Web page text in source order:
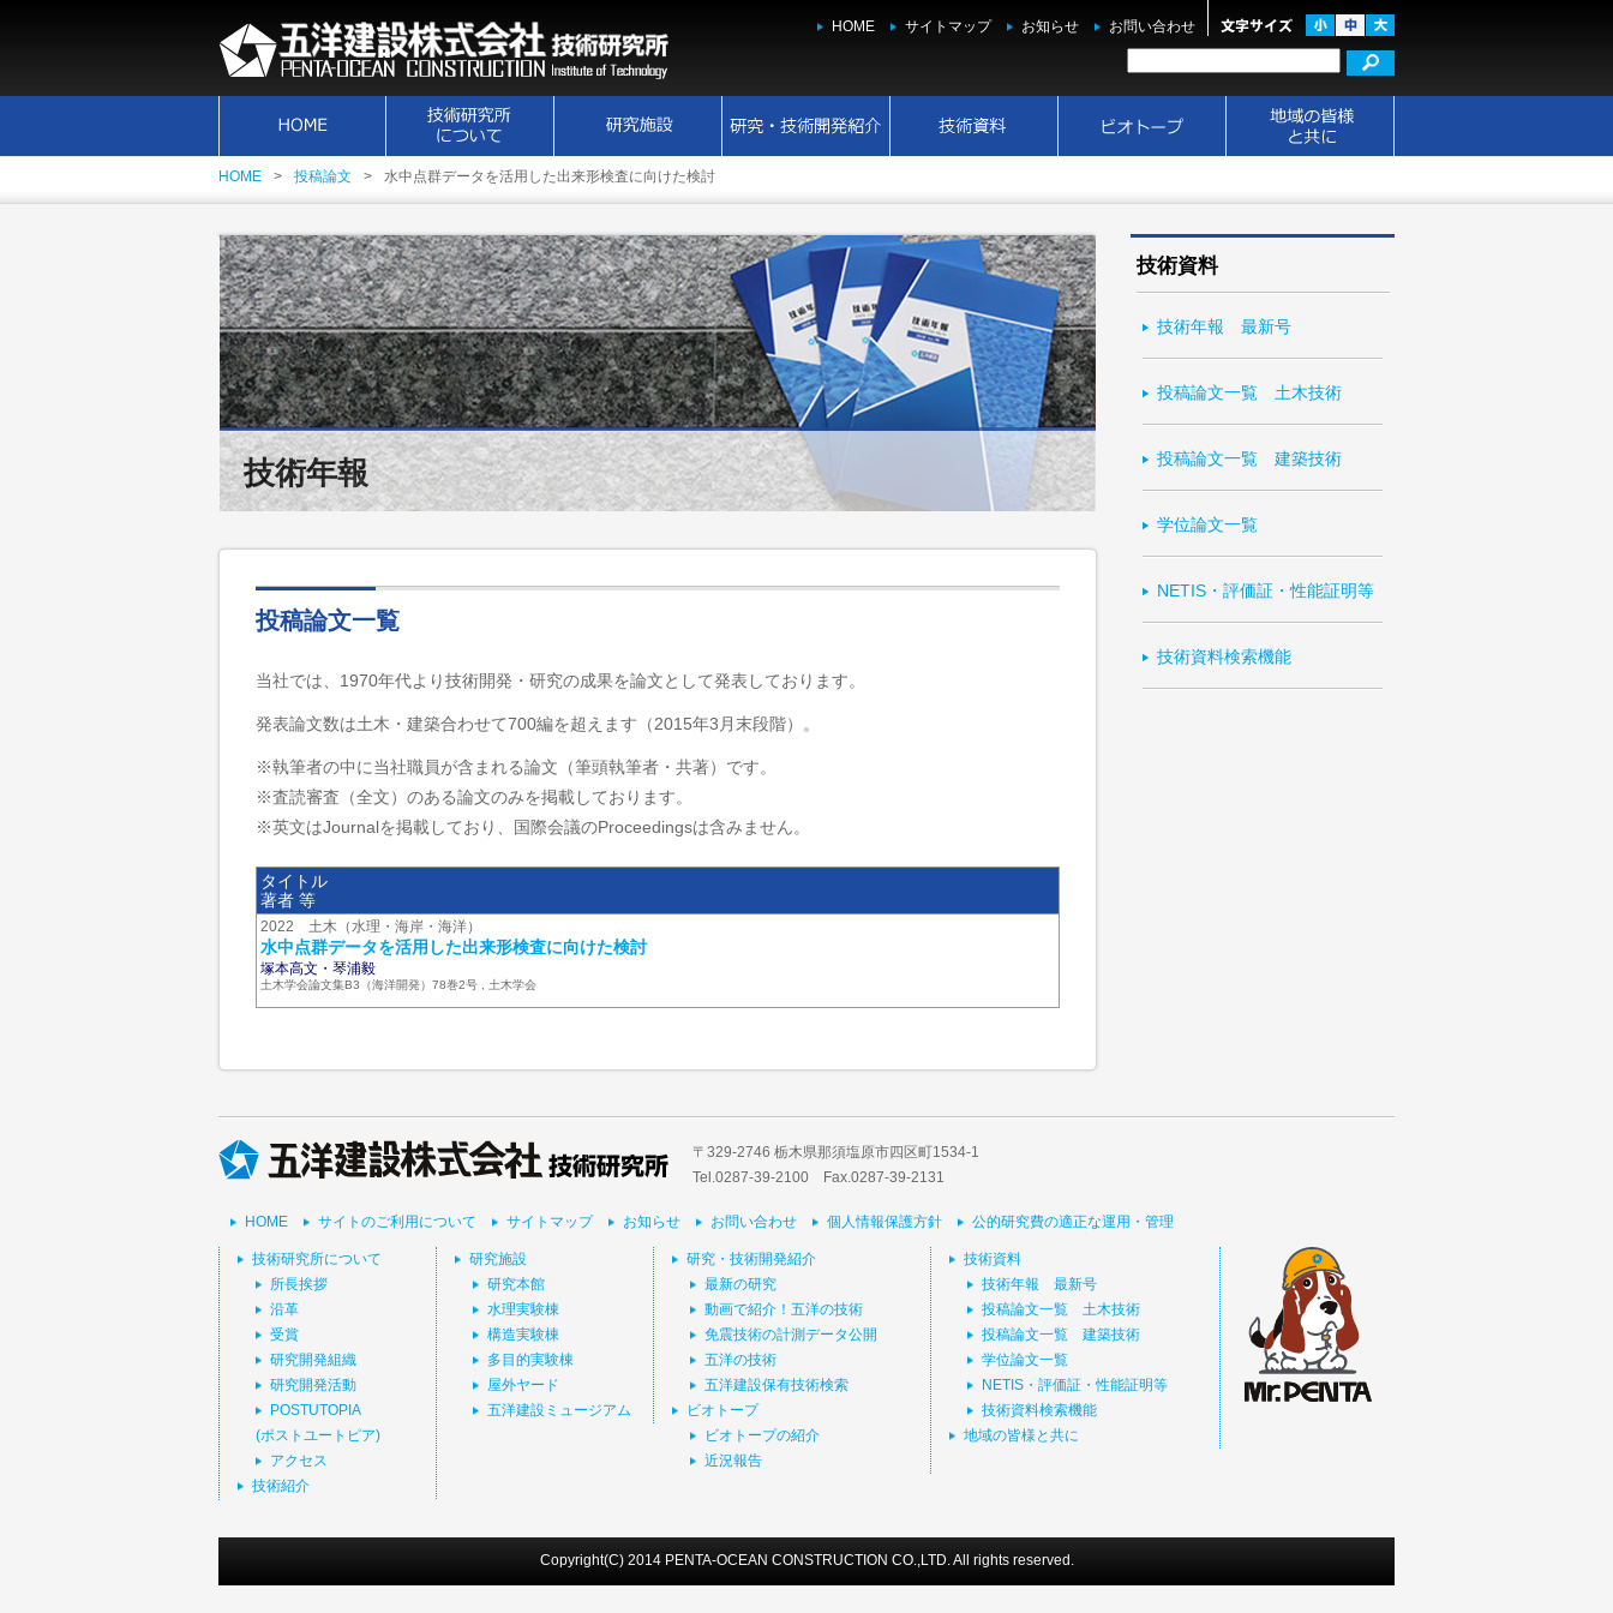
HOME サイトマップ お知らせ お問い合わせ
HOME 投稿論文 水中点群データを活用した出来形検査に向けた検討
技術年報
投稿論文一覧
当社では、1970年代より技術開発・研究の成果を論文として発表しております。
発表論文数は土木・建築合わせて700編を超えます（2015年3月末段階）。
※執筆者の中に当社職員が含まれる論文（筆頭執筆者・共著）です。
※査読審査（全文）のある論文のみを掲載しております。
※英文はJournalを掲載しており、国際会議のProceedingsは含みません。
タイトル
著者 等
2022 土木（水理・海岸・海洋）
水中点群データを活用した出来形検査に向けた検討
塚本高文・琴浦毅
土木学会論文集B3（海洋開発）78巻2号 , 土木学会
技術資料
技術年報 最新号
投稿論文一覧 土木技術
投稿論文一覧 建築技術
学位論文一覧
NETIS・評価証・性能証明等
技術資料検索機能
〒329-2746 栃木県那須塩原市四区町1534-1
Tel.0287-39‐2100 Fax.0287-39-2131
HOME サイトのご利用について サイトマップ お知らせ お問い合わせ 個人情報保護方針 公的研究費の適正な運用・管理
技術研究所について
所長挨拶
沿革
受賞
研究開発組織
研究開発活動
POSTUTOPIA
(ポストユートピア)
アクセス
技術紹介
研究施設
研究本館
水理実験棟
構造実験棟
多目的実験棟
屋外ヤード
五洋建設ミュージアム
研究・技術開発紹介
最新の研究
動画で紹介！五洋の技術
免震技術の計測データ公開
五洋の技術
五洋建設保有技術検索
ビオトープ
ビオトープの紹介
近況報告
技術資料
技術年報 最新号
投稿論文一覧 土木技術
投稿論文一覧 建築技術
学位論文一覧
NETIS・評価証・性能証明等
技術資料検索機能
地域の皆様と共に
Copyright(C) 2014 PENTA-OCEAN CONSTRUCTION CO.,LTD. All rights reserved.